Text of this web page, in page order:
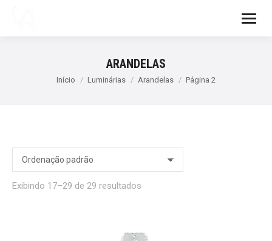
ARANDELAS
Você está aqui:
Início Luminárias Arandelas Página 2
Exibindo 17–29 de 29 resultados